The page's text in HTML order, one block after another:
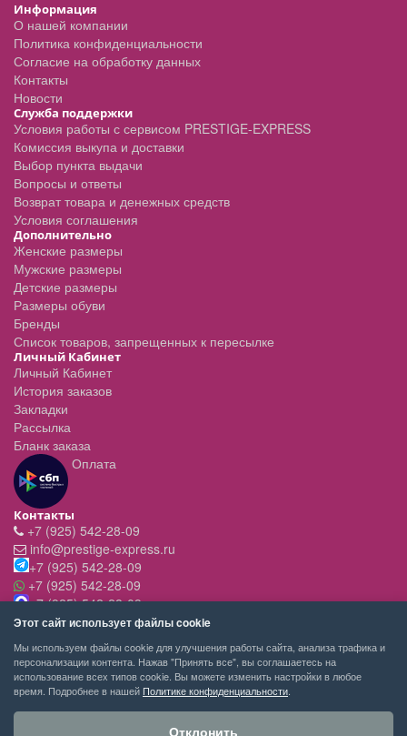
Информация
О нашей компании
Политика конфиденциальности
Согласие на обработку данных
Контакты
Новости
Служба поддержки
Условия работы с сервисом PRESTIGE-EXPRESS
Комиссия выкупа и доставки
Выбор пункта выдачи
Вопросы и ответы
Возврат товара и денежных средств
Условия соглашения
Дополнительно
Женские размеры
Мужские размеры
Детские размеры
Размеры обуви
Бренды
Список товаров, запрещенных к пересылке
Личный Кабинет
Личный Кабинет
История заказов
Закладки
Рассылка
Бланк заказа
Оплата
Контакты
+7 (925) 542-28-09
info@prestige-express.ru
+7 (925) 542-28-09
+7 (925) 542-28-09
+7 (925) 542-28-09
Режим работы:
- вт-пт с 11:00 до 20:00
- сб - c 11.00 до 19.00
- вск,пн - выходной
Этот сайт использует файлы cookie
Мы используем файлы cookie для улучшения работы сайта, анализа трафика и
персонализации контента. Нажав "Принять все", вы соглашаетесь на
использование всех типов cookie. Вы можете изменить настройки в любое
время. Подробнее в нашей Политике конфиденциальности
Отклонить